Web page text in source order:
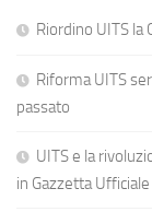
Riordino UITS la
Riforma UITS
passato
UITS e la
in Gazzetta